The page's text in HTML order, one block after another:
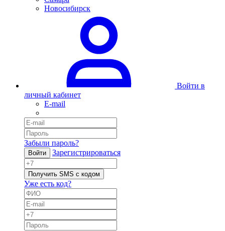
Новосибирск
Войти в
личный кабинет
E-mail
Забыли пароль?
Войти Зарегистрироваться
Получить SMS с кодом
Уже есть код?